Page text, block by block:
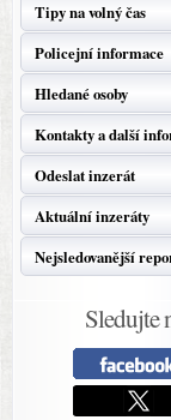
Tipy na volný čas
Policejní informace
Hledané osoby
Kontakty a další
Odeslat inzerát
Aktuální inzeráty
Nejsledovanější
Sledujte